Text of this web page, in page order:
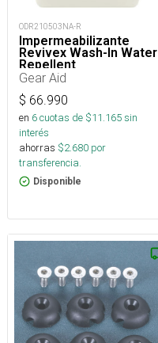
ODR210503NA-R
Impermeabilizante
Revivex Wash-In Water
Repellent
Gear Aid
$ 66.990
en 6cuotas de $11.165sin
interés
ahorras $2.680 por
transferencia.
Disponible